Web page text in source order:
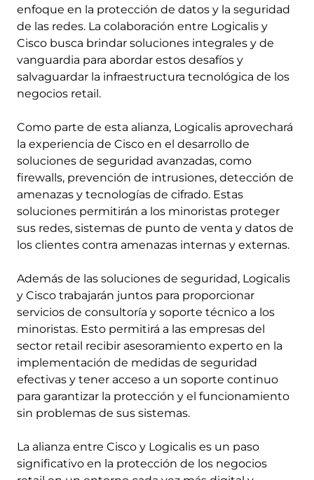
enfoque en la protección de datos y la seguridad
de las redes. La colaboración entre Logicalis y
Cisco busca brindar soluciones integrales y de
vanguardia para abordar estos desafíos y
salvaguardar la infraestructura tecnológica de los
negocios retail.
Como parte de esta alianza, Logicalis aprovechará
la experiencia de Cisco en el desarrollo de
soluciones de seguridad avanzadas, como
firewalls, prevención de intrusiones, detección de
amenazas y tecnologías de cifrado. Estas
soluciones permitirán a los minoristas proteger
sus redes, sistemas de punto de venta y datos de
los clientes contra amenazas internas y externas.
Además de las soluciones de seguridad, Logicalis
y Cisco trabajarán juntos para proporcionar
servicios de consultoría y soporte técnico a los
minoristas. Esto permitirá a las empresas del
sector retail recibir asesoramiento experto en la
implementación de medidas de seguridad
efectivas y tener acceso a un soporte continuo
para garantizar la protección y el funcionamiento
sin problemas de sus sistemas.
La alianza entre Cisco y Logicalis es un paso
significativo en la protección de los negocios